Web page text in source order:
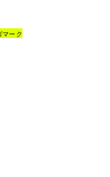
マーク